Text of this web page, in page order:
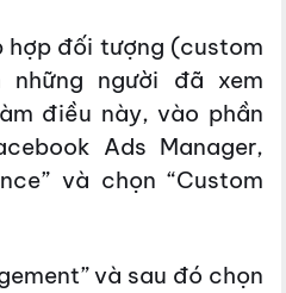
hợp đối tượng (custom
những người đã xem
điều này, vào phần
Ads Manager,
và chọn “Custom
và sau đó chọn